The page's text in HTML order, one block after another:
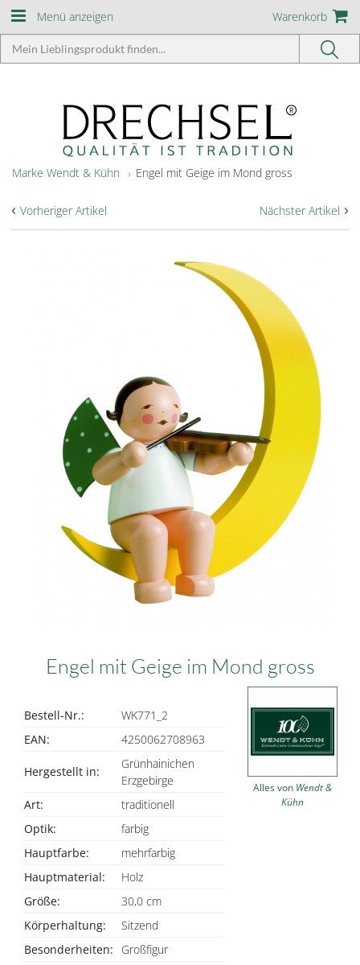
Menü anzeigen Warenkorb
Marke Wendt & Kühn Engel mit Geige im Mond gross
Nächster Artikel ›
‹ Vorheriger Artikel
Engel mit Geige im Mond gross
Bestell-Nr.:
WK771_2
EAN:
4250062708963
Hergestellt in:
Grünhainichen
Erzgebirge
Art:
traditionell
Optik:
farbig
Hauptfarbe:
mehrfarbig
Hauptmaterial:
Holz
Größe:
30,0 cm
Körperhaltung:
Sitzend
Besonderheiten:
Großfigur
Alles von Wendt &
Kühn